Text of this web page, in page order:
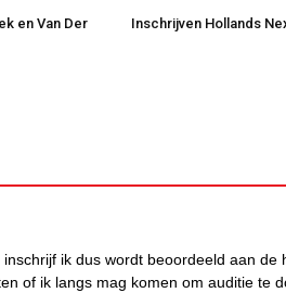
en Van Der
Inschrijven Hollands
ik dus wordt beoordeeld aan de
of ik langs mag komen om auditie te